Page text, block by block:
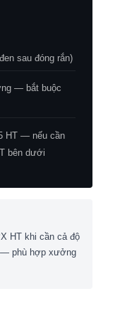
sau đóng rắn)
— bắt buộc
HT — nếu cần
bên dưới
HT khi cần cả độ
— phù hợp xưởng